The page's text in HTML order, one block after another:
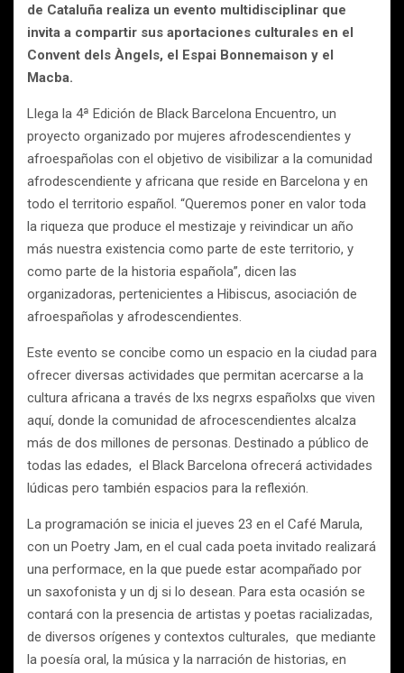
de Cataluña realiza un evento multidisciplinar que
invita a compartir sus aportaciones culturales en el
Convent dels Àngels, el Espai Bonnemaison y el
Macba.
Llega la 4ª Edición de Black Barcelona Encuentro, un
proyecto organizado por mujeres afrodescendientes y
afroespañolas con el objetivo de visibilizar a la comunidad
afrodescendiente y africana que reside en Barcelona y en
todo el territorio español. “Queremos poner en valor toda
la riqueza que produce el mestizaje y reivindicar un año
más nuestra existencia como parte de este territorio, y
como parte de la historia española”, dicen las
organizadoras, pertenicientes a Hibiscus, asociación de
afroespañolas y afrodescendientes.
Este evento se concibe como un espacio en la ciudad para
ofrecer diversas actividades que permitan acercarse a la
cultura africana a través de lxs negrxs españolxs que viven
aquí, donde la comunidad de afrocescendientes alcalza
más de dos millones de personas. Destinado a público de
todas las edades, el Black Barcelona ofrecerá actividades
lúdicas pero también espacios para la reflexión.
La programación se inicia el jueves 23 en el Café Marula,
con un Poetry Jam, en el cual cada poeta invitado realizará
una performace, en la que puede estar acompañado por
un saxofonista y un dj si lo desean. Para esta ocasión se
contará con la presencia de artistas y poetas racializadas,
de diversos orígenes y contextos culturales, que mediante
la poesía oral, la música y la narración de historias, en